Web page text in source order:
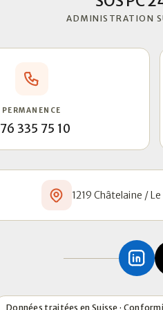
ADMINISTRATION
PERMANENCE
335 75 10
1219 Châtelaine / Le
Données traitées en Suisse ·